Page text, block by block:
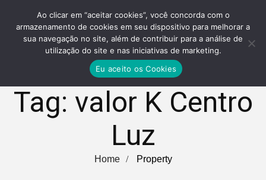
Tag: valor K Centro
Luz
Home Property
Ao clicar em “aceitar cookies”, você concorda com o
armazenamento de cookies em seu dispositivo para melhorar a
sua navegação no site, além de contribuir para a análise de
utilização do site e nas iniciativas de marketing.
Eu aceito os Cookies